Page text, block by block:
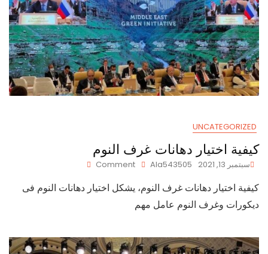
UNCATEGORIZED
كيفية اختيار دهانات غرف النوم
سبتمبر 13, 2021 Ala543505
Comment
اختيار
كيفية اختيار دهانات غرف النوم، يشكل اختيار دهانات النوم فى
ديكورات وغرف النوم عامل مهم